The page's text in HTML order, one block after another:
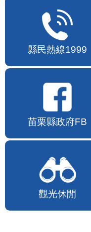
縣民熱線1999
苗栗縣政府FB
觀光休閒